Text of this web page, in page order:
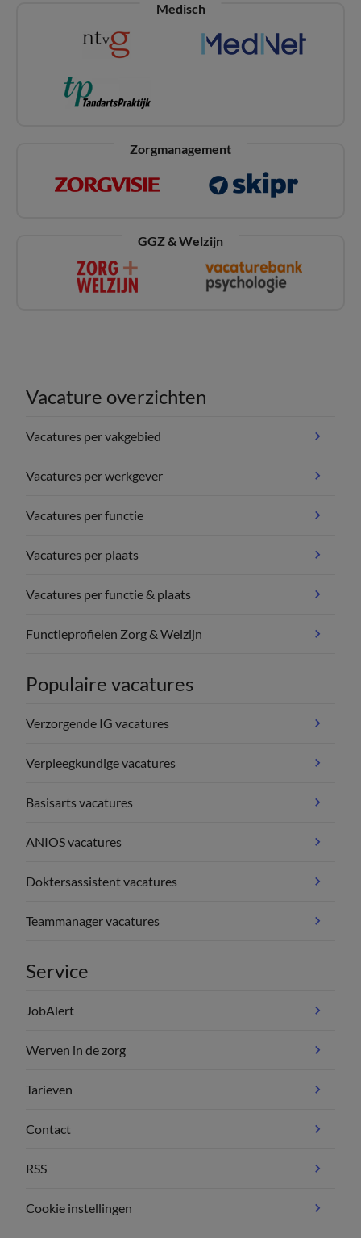
Medisch
Zorgmanagement
GGZ & Welzijn
Vacature overzichten
Vacatures per vakgebied
Vacatures per werkgever
Vacatures per functie
Vacatures per plaats
Vacatures per functie & plaats
Functieprofielen Zorg & Welzijn
Populaire vacatures
Verzorgende IG vacatures
Verpleegkundige vacatures
Basisarts vacatures
ANIOS vacatures
Doktersassistent vacatures
Teammanager vacatures
Service
JobAlert
Werven in de zorg
Tarieven
Contact
RSS
Cookie instellingen